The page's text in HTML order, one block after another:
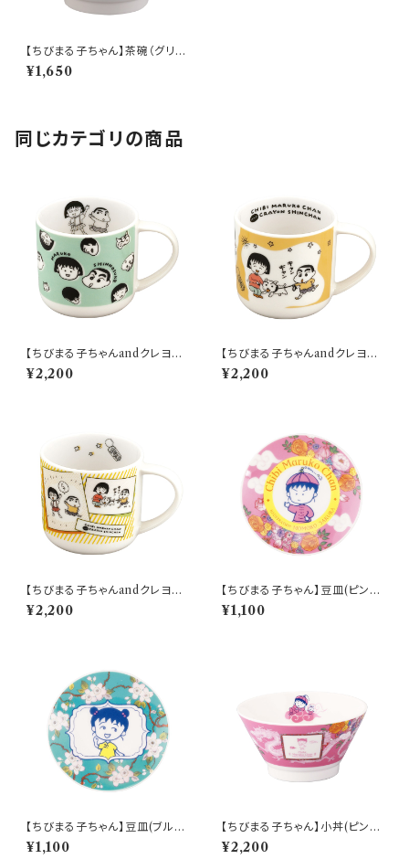
【ちびまる子ちゃん】茶碗（グリー
ン）【CM40】CM42-351
¥1,650
同じカテゴリの商品
【ちびまる子ちゃんandクレヨン
しんちゃん】マグ(フェイス)【CM
CS10】【ちびまる子ちゃんandク
¥2,200
【ちびまる子ちゃんandクレヨン
しんちゃん】マグ(散歩)【CMCS
10】4979855123164
¥2,200
【ちびまる子ちゃんandクレヨン
しんちゃん】マグ(コミック)【CM
CS10】4979855123171
¥2,200
【ちびまる子ちゃん】豆皿(ピン
ク)【CM60】CM61-333
¥1,100
【ちびまる子ちゃん】豆皿(ブル
ー)【CM60】CM62-333
¥1,100
【ちびまる子ちゃん】小丼(ピン
ク)【CM60】CM61-312
¥2,200